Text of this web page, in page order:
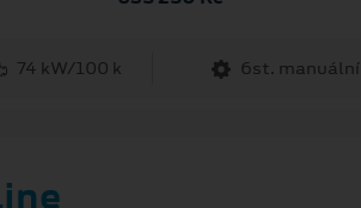
74 kW/100 k 6st. manuální